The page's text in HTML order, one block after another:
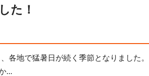
た！
各地で猛暑日が続く季節となりました
...